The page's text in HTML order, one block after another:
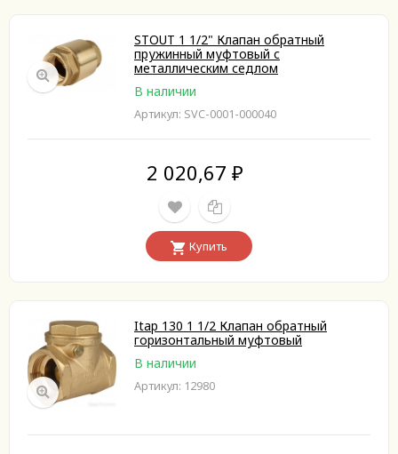
STOUT 1 1/2" Клапан обратный
пружинный муфтовый с
металлическим седлом
В наличии
Артикул: SVC-0001-000040
2 020,67 ₽
Купить
Itap 130 1 1/2 Клапан обратный
горизонтальный муфтовый
В наличии
Артикул: 12980